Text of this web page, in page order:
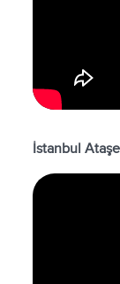
İstanbul